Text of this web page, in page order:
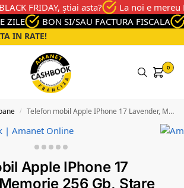
FRIDAY, știai asta?
La noi e mereu
ZILE
BON SI/SAU FACTURA FISCALA
IN RATE!
0
/ Telefon mobil Apple IPhone 17 Lavender, Memorie 256 Gb, Stare Nou
Apple IPhone 17
256 Gb, Stare